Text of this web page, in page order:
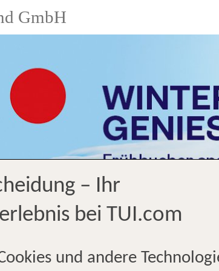
GmbH
– Ihr
bei TUI.com
und andere